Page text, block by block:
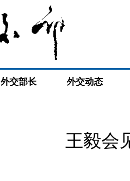
外交部长 外交动态
王毅会